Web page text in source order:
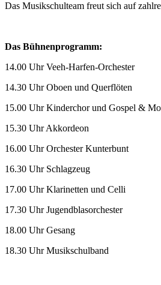
Das Musikschulteam freut sich auf
Das Bühnenprogramm:
14.00 Uhr Veeh-Harfen-Orchester
14.30 Uhr Oboen und Querflöten
15.00 Uhr Kinderchor und Gospel &
15.30 Uhr Akkordeon
16.00 Uhr Orchester Kunterbunt
16.30 Uhr Schlagzeug
17.00 Uhr Klarinetten und Celli
17.30 Uhr Jugendblasorchester
18.00 Uhr Gesang
18.30 Uhr Musikschulband